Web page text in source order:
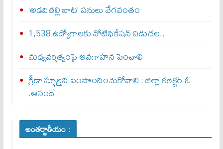
‘అడవితల్లి బాట’ పనులు వేగవంతం
1,538 ఉద్యోగాలకు నోటిఫికేషన్ విడుదల..
మధ్యవర్తిత్వంపై అవగాహన పెంచాలి
క్రీడా స్ఫూర్తిని పెంపొందించుకోవాలి : జిల్లా కలెక్టర్ ఓ
.ఆనంద్
అంతర్జాతీయం :